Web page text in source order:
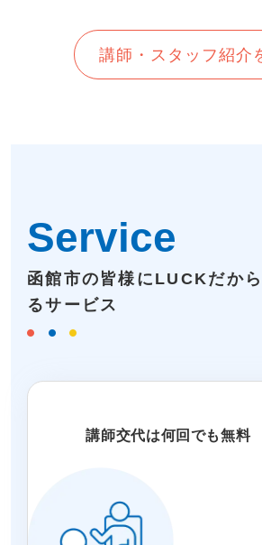
講師・スタッフ紹介
Service
函館市の皆様にLUCKだか
るサービス
講師交代は何回でも無料